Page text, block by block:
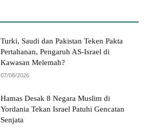
Turki, Saudi dan Pakistan Teken Pakta
Pertahanan, Pengaruh AS-Israel di
Kawasan Melemah?
07/08/2026
Hamas Desak 8 Negara Muslim di
Yordania Tekan Israel Patuhi Gencatan
Senjata